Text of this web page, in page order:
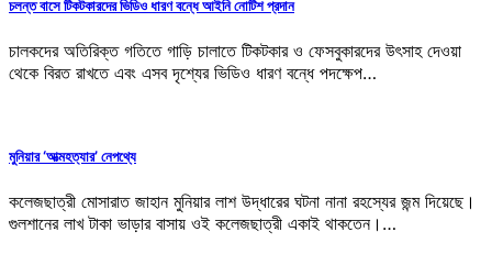
চলন্ত বাসে টিকটকারদের ভিডিও ধারণ বন্ধে আইনি নোটিশ প্রদান
চালকদের অতিরিক্ত গতিতে গাড়ি চালাতে টিকটকার ও ফেসবুকারদের উৎসাহ দেওয়া
থেকে বিরত রাখতে এবং এসব দৃশ্যের ভিডিও ধারণ বন্ধে পদক্ষেপ…
মুনিয়ার ‘আত্মহত্যার’ নেপথ্যে
কলেজছাত্রী মোসারাত জাহান মুনিয়ার লাশ উদ্ধারের ঘটনা নানা রহস্যের জন্ম দিয়েছে।
গুলশানের লাখ টাকা ভাড়ার বাসায় ওই কলেজছাত্রী একাই থাকতেন।…